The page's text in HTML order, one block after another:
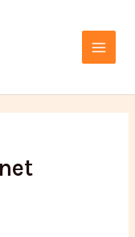
Menu